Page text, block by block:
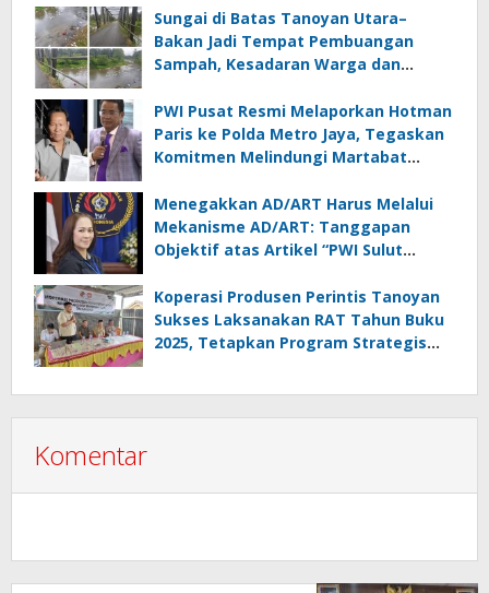
Sungai di Batas Tanoyan Utara–
Bakan Jadi Tempat Pembuangan
Sampah, Kesadaran Warga dan
PWI Pusat Resmi Melaporkan Hotman
Paris ke Polda Metro Jaya, Tegaskan
Komitmen Melindungi Martabat
Menegakkan AD/ART Harus Melalui
Mekanisme AD/ART: Tanggapan
Objektif atas Artikel “PWI Sulut
Melanggar Aturan”
Koperasi Produsen Perintis Tanoyan
Sukses Laksanakan RAT Tahun Buku
2025, Tetapkan Program Strategis
Komentar